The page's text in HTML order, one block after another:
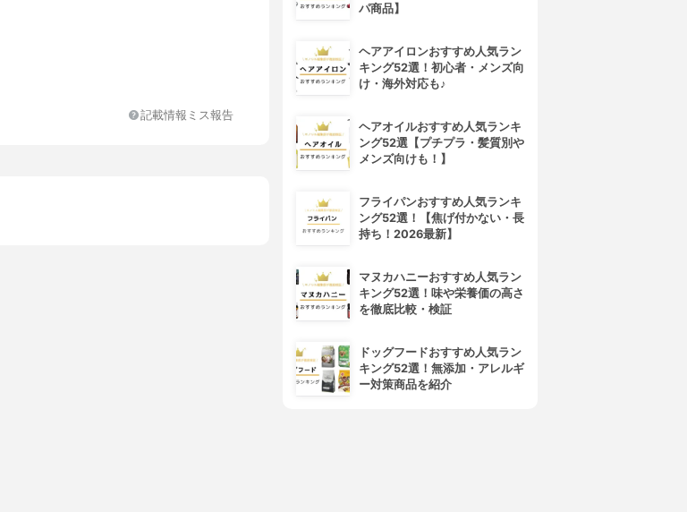
記載情報ミス報告
パ商品】
ヘアアイロンおすすめ人気ラン
キング52選！初心者・メンズ向
け・海外対応も♪
ヘアオイルおすすめ人気ランキ
ング52選【プチプラ・髪質別や
メンズ向けも！】
フライパンおすすめ人気ランキ
ング52選！【焦げ付かない・長
持ち！2026最新】
マヌカハニーおすすめ人気ラン
キング52選！味や栄養価の高さ
を徹底比較・検証
ドッグフードおすすめ人気ラン
キング52選！無添加・アレルギ
ー対策商品を紹介